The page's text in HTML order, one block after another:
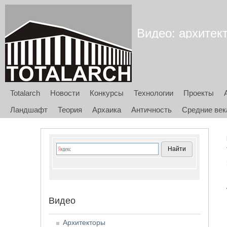
Видео:
Totalarch Новости Конкурсы Технологии Проекты
Ландшафт
Теория Архаика Античность Средние
Видео
Архитекторы